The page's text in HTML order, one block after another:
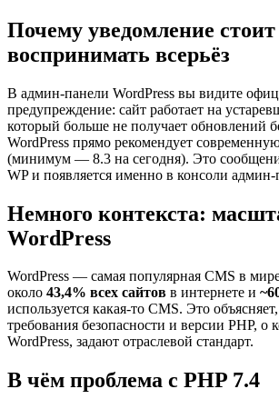
Почему уведомление стоит
воспринимать всерьёз
В админ-панели WordPress вы видите
предупреждение: сайт работает на
который больше не получает обновлений
WordPress прямо рекомендует
(минимум — 8.3 на сегодня). Это
WP и появляется именно в консоли админ-
Немного контекста:
WordPress
WordPress — самая популярная CMS в
около 43,4% всех сайтов в интернете и
используется какая-то CMS. Это
требования безопасности и версии PHP, о
WordPress, задают отраслевой стандарт.
В чём проблема с PHP 7.4